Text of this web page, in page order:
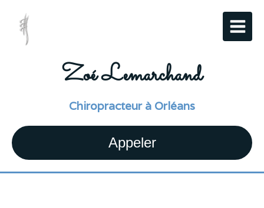
Zoé Lemarchand
Chiropracteur à Orléans
Appeler